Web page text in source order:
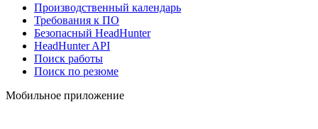
Производственный календарь
Требования к ПО
Безопасный HeadHunter
HeadHunter API
Поиск работы
Поиск по резюме
Мобильное приложение